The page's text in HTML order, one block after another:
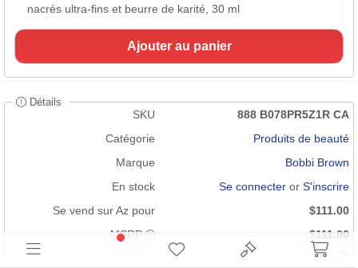
nacrés ultra-fins et beurre de karité, 30 ml
Ajouter au panier
Détails
SKU
888 B078PR5Z1R CA
Catégorie
Produits de beauté
Marque
Bobbi Brown
En stock
Se connecter or S'inscrire
Se vend sur Az pour
$111.00
MSRP
$111.00
Neuf 1 $ Expédition